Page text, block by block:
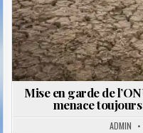
Mise en garde de
menace
ADMIN